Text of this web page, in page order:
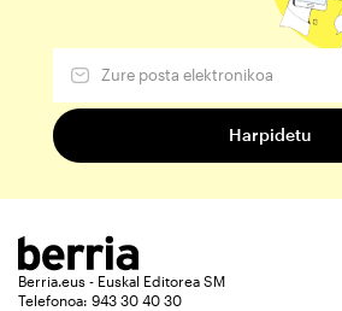
Berria.eus - Euskal Editorea SM
Telefonoa: 943 30 40 30